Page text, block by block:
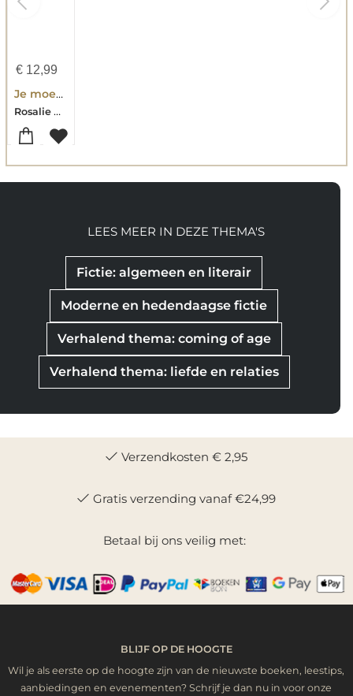
€12,99
Je moeder
Rosalie Dielesen
Fictie: algemeen en literair
Moderne en hedendaagse fictie
Verhalend thema: coming of age
Verhalend thema: liefde en relaties
LEES MEER IN DEZE THEMA'S
Verzendkosten € 2,95
Gratis verzending vanaf €24,99
Betaal bij ons veilig met:
BLIJF OP DE HOOGTE
Wil je als eerste op de hoogte zijn van de nieuwste boeken, leestips,
aanbiedingen en evenementen? Schrijf je dan nu in voor onze